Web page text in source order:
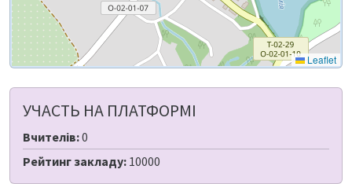
Leaflet
УЧАСТЬ НА ПЛАТФОРМІ
Вчителів:0
Рейтинг закладу: 10000